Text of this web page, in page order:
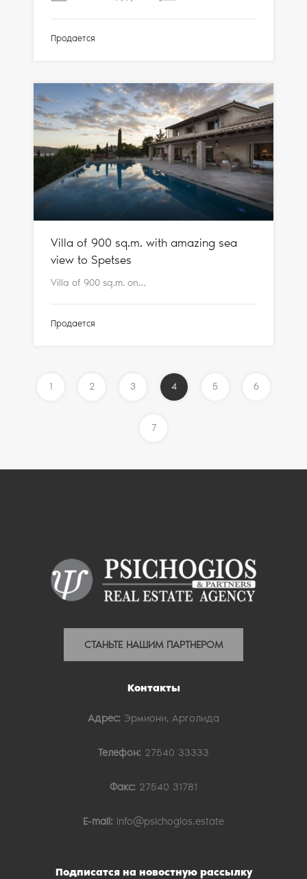
Продается
Villa of 900 sq.m. with amazing sea
view to Spetses
Villa of 900 sq.m. on…
Продается
1 2 3 4 5 6
7
СТАНЬТЕ НАШИМ ПАРТНЕРОМ
Контакты
Адрес: Эрмиони, Арголида
Телефон: 27540 33333
Факс: 27540 31781
E-mail: info@psichogios.estate
Подписатся на новостную рассылку